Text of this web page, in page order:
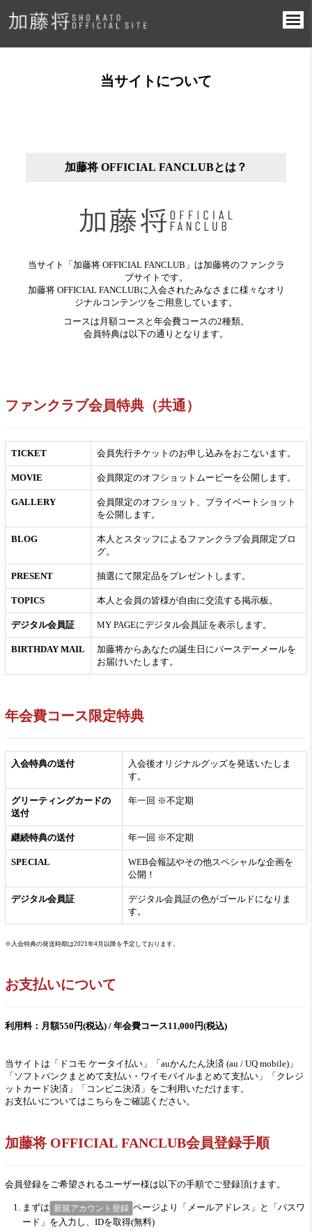
当サイトについて
加藤将 OFFICIAL FANCLUBとは？
当サイト「加藤将 OFFICIAL FANCLUB」は加藤将のファンクラ
ブサイトです。
加藤将 OFFICIAL FANCLUBに入会されたみなさまに様々なオリ
ジナルコンテンツをご用意しています。
コースは月額コースと年会費コースの2種類。
会員特典は以下の通りとなります。
ファンクラブ会員特典（共通）
TICKET 会員先行チケットのお申し込みをおこないます。
MOVIE 会員限定のオフショットムービーを公開します。
GALLERY
会員限定のオフショット、プライベートショット
を公開します。
BLOG
本人とスタッフによるファンクラブ会員限定ブロ
グ。
PRESENT 抽選にて限定品をプレゼントします。
TOPICS 本人と会員の皆様が自由に交流する掲示板。
デジタル会員証 MY PAGEにデジタル会員証を表示します。
BIRTHDAY MAIL
加藤将からあなたの誕生日にバースデーメールを
お届けいたします。
年会費コース限定特典
入会特典の送付
入会後オリジナルグッズを発送いたしま
す。
グリーティングカードの
送付
年一回 ※不定期
継続特典の送付 年一回 ※不定期
SPECIAL
WEB会報誌やその他スペシャルな企画を
公開！
デジタル会員証
デジタル会員証の色がゴールドになりま
す。
※入会特典の発送時期は2021年4月以降を予定しております。
お支払いについて
利用料：月額550円(税込) / 年会費コース11,000円(税込)
当サイトは「ドコモ ケータイ払い」「auかんたん決済 (au / UQ mobile)」
「ソフトバンクまとめて支払い・ワイモバイルまとめて支払い」「クレジ
ットカード決済」「コンビニ決済」をご利用いただけます。
お支払いについてはこちら をご確認ください。
加藤将 OFFICIAL FANCLUB会員登録手順
会員登録をご希望されるユーザー様は以下の手順でご登録頂けます。
まずは 新規アカウント登録 ページより「メールアドレス」と「パスワ
ード」を入力し、IDを取得(無料)